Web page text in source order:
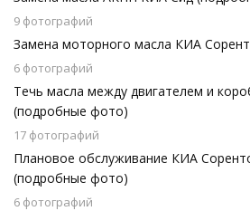
9 фотографий
Замена моторного масла КИА
6 фотографий
Течь масла между двигателем и
(подробные фото)
17 фотографий
Плановое обслуживание КИА
(подробные фото)
6 фотографий